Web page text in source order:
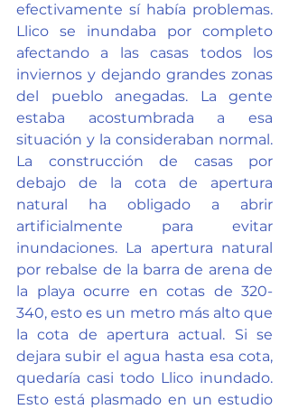
efectivamente sí había problemas.
Llico se inundaba por completo
afectando a las casas todos los
inviernos y dejando grandes zonas
del pueblo anegadas. La gente
estaba acostumbrada a esa
situación y la consideraban normal.
La construcción de casas por
debajo de la cota de apertura
natural ha obligado a abrir
artificialmente para evitar
inundaciones. La apertura natural
por rebalse de la barra de arena de
la playa ocurre en cotas de 320-
340, esto es un metro más alto que
la cota de apertura actual. Si se
dejara subir el agua hasta esa cota,
quedaría casi todo Llico inundado.
Esto está plasmado en un estudio